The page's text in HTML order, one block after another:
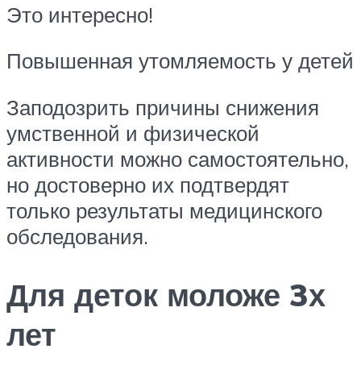
Это интересно!
Повышенная утомляемость у детей
Заподозрить причины снижения
умственной и физической
активности можно самостоятельно,
но достоверно их подтвердят
только результаты медицинского
обследования.
Для деток моложе 3х
лет